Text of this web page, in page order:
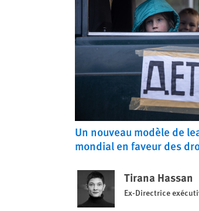
Un nouveau modèle de
mondial en faveur des
Tirana Hassan
Ex-Directrice